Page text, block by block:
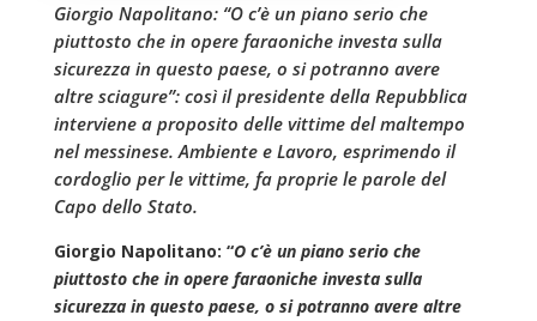
Giorgio Napolitano: “O c’è un piano serio che
piuttosto che in opere faraoniche investa sulla
sicurezza in questo paese, o si potranno avere
altre sciagure”: così il presidente della Repubblica
interviene a proposito delle vittime del maltempo
nel messinese. Ambiente e Lavoro, esprimendo il
cordoglio per le vittime, fa proprie le parole del
Capo dello Stato.
Giorgio Napolitano: “O c’è un piano serio che
piuttosto che in opere faraoniche investa sulla
sicurezza in questo paese, o si potranno avere altre